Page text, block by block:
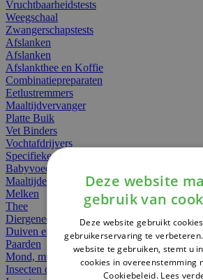
Vruchtbaarheidstests
Weegschaal
Zwangerschapstests
Afslanken
Afslanken
Afslankthee en Koffie
Combinatiepreparaten
Eetlustremmers
Maaltijdvervanger
Platte Buik
Vet Binders
Vochtafdrijvers
Specifieke Voeding
Babyvoeding
Maaltijden
Melken
Thee
Diergeneesmiddelen
Duiven en vogels
Paarden
Mond, muil of snavel
Insecten dieren
Deze website
gebruik van
Deze website gebruikt
gebruikerservaring te
website te gebruiken, stemt u
cookies in overeenstemming
Cookiebeleid. Lees